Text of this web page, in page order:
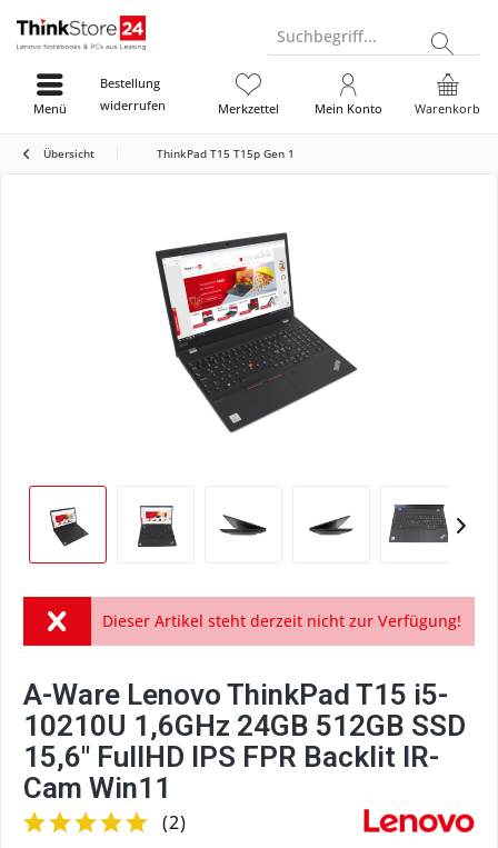
Suchbegriff...
Bestellung
widerrufen
Warenkorb
Merkzettel Mein Konto
Menü
Übersicht ThinkPad T15 T15p Gen 1
Dieser Artikel steht derzeit nicht zur Verfügung!
A-Ware Lenovo ThinkPad T15 i5-
10210U 1,6GHz 24GB 512GB SSD
15,6" FullHD IPS FPR Backlit IR-
Cam Win11
(2)